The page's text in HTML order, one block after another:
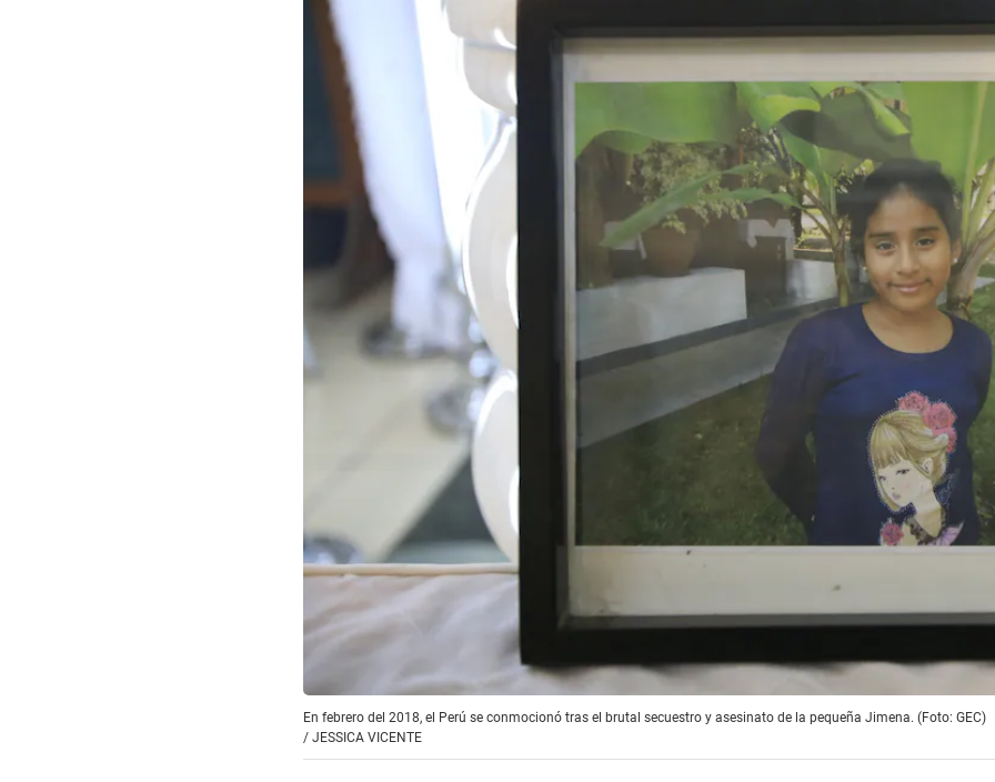
En febrero del 2018, el Perú se conmocionó tras el brutal secuestro y asesinato de la pequeña Jimena. (Foto: GEC)
/JESSICA VICENTE